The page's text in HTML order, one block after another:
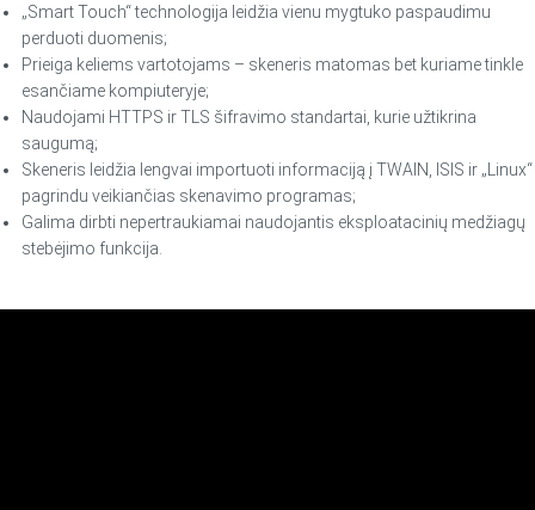
„Smart Touch“ technologija leidžia vienu mygtuko paspaudimu
perduoti duomenis;
Prieiga keliems vartotojams – skeneris matomas bet kuriame tinkle
esančiame kompiuteryje;
Naudojami HTTPS ir TLS šifravimo standartai, kurie užtikrina
saugumą;
Skeneris leidžia lengvai importuoti informaciją į TWAIN, ISIS ir „Linux“
pagrindu veikiančias skenavimo programas;
Galima dirbti nepertraukiamai naudojantis eksploatacinių medžiagų
stebėjimo funkcija.